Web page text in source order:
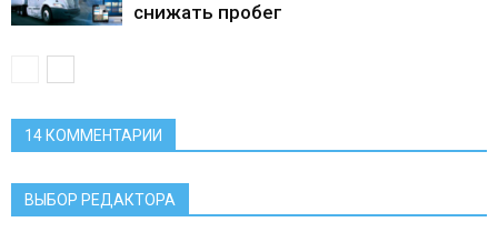
снижать пробег
14 КОММЕНТАРИИ
ВЫБОР РЕДАКТОРА